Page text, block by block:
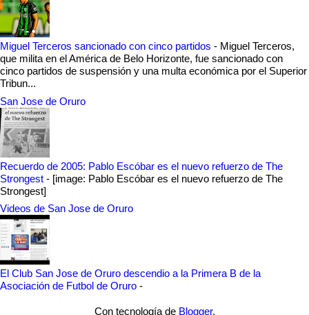
Miguel Terceros sancionado con cinco partidos - Miguel Terceros,
que milita en el América de Belo Horizonte, fue sancionado con
cinco partidos de suspensión y una multa económica por el Superior
Tribun...
San Jose de Oruro
Recuerdo de 2005: Pablo Escóbar es el nuevo refuerzo de The
Strongest - [image: Pablo Escóbar es el nuevo refuerzo de The
Strongest]
Videos de San Jose de Oruro
El Club San Jose de Oruro descendio a la Primera B de la
Asociación de Futbol de Oruro -
Con tecnología de Blogger.